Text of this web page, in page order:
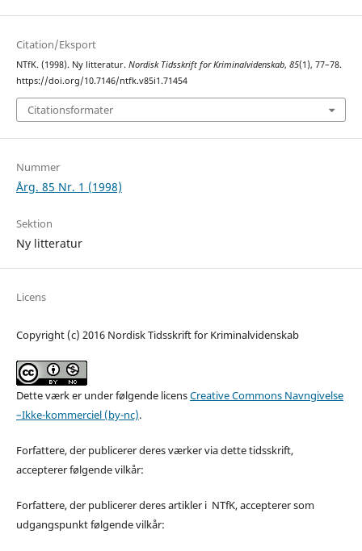
Citation/Eksport
NTfK. (1998). Ny litteratur. Nordisk Tidsskrift for Kriminalvidenskab, 85(1), 77–78.
https://doi.org/10.7146/ntfk.v85i1.71454
Citationsformater
Nummer
Årg. 85 Nr. 1 (1998)
Sektion
Ny litteratur
Licens
Copyright (c) 2016 Nordisk Tidsskrift for Kriminalvidenskab
Dette værk er under følgende licensCreative Commons Navngivelse
–Ikke-kommerciel (by-nc).
Forfattere, der publicerer deres værker via dette tidsskrift,
accepterer følgende vilkår:
Forfattere, der publicerer deres artikler i NTfK, accepterer som
udgangspunkt følgende vilkår: